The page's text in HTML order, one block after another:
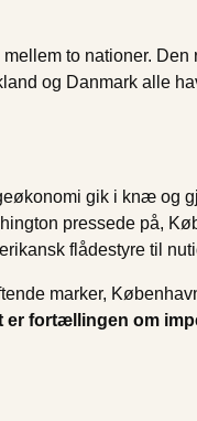
to nationer. Den
og Danmark alle
gik i knæ og
pressede på,
flådestyre til
marker,
fortællingen om